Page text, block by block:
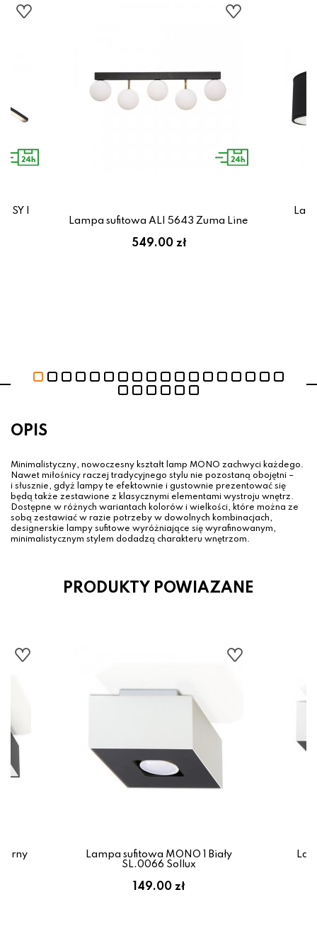
I
Lampa sufitowa ALI 5643 Zuma Line
549.00 zł
OPIS
Minimalistyczny, nowoczesny kształt lamp MONO zachwyci każdego.
Nawet miłośnicy raczej tradycyjnego stylu nie pozostaną obojętni –
i słusznie, gdyż lampy te efektownie i gustownie prezentować się
będą także zestawione z klasycznymi elementami wystroju wnętrz.
Dostępne w różnych wariantach kolorów i wielkości, które można ze
sobą zestawiać w razie potrzeby w dowolnych kombinacjach,
designerskie lampy sufitowe wyróżniające się wyrafinowanym,
minimalistycznym stylem dodadzą charakteru wnętrzom.
PRODUKTY POWIAZANE
Lampa sufitowa MONO 1 Biały
SL.0066 Sollux
149.00 zł